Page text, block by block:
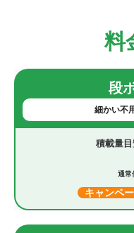
料
段
細かい不
通常
キャンペ